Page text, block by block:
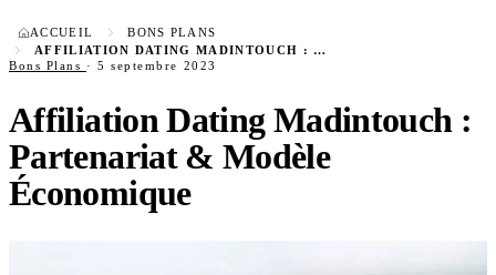
ACCUEIL
BONS PLANS
AFFILIATION DATING MADINTOUCH : PARTENARIAT & MODÈLE ÉCONOMIQUE
Bons Plans · 5 septembre 2023
Affiliation Dating Madintouch :
Partenariat & Modèle
Économique